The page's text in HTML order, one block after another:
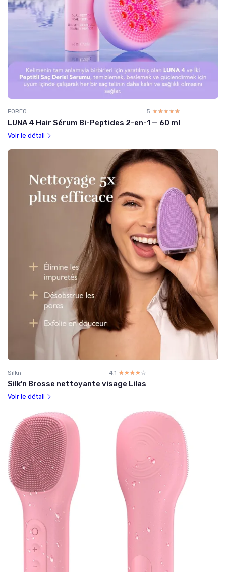
FOREO 5 ☆☆☆☆☆
★★★★★
LUNA 4 Hair Sérum Bi-Peptides 2-en-1 — 60 ml
Voir le détail
Silkn 4.1 ☆☆☆☆☆
★★★★★
Silk'n Brosse nettoyante visage Lilas
Voir le détail